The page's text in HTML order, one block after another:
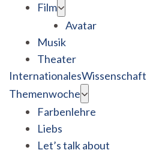
Film
Avatar
Musik
Theater
InternationalesWissenschaft
Themenwoche
Farbenlehre
Liebs
Let’s talk about